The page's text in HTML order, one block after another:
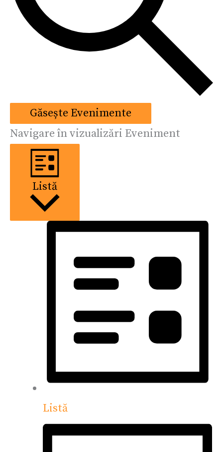
Găsește Evenimente
Navigare în vizualizări Eveniment
Listă
Listă